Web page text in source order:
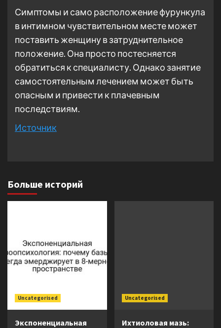
Симптомы и само расположение фурункула
в интимном чувствительном месте может
поставить женщину в затруднительное
положение. Она просто постесняется
обратиться к специалисту. Однако занятие
самостоятельным лечением может быть
опасным и привести к плачевным
последствиям.
Источник
Больше историй
Uncategorised
Экспоненциальная
Uncategorised
Ихтиоловая мазь: